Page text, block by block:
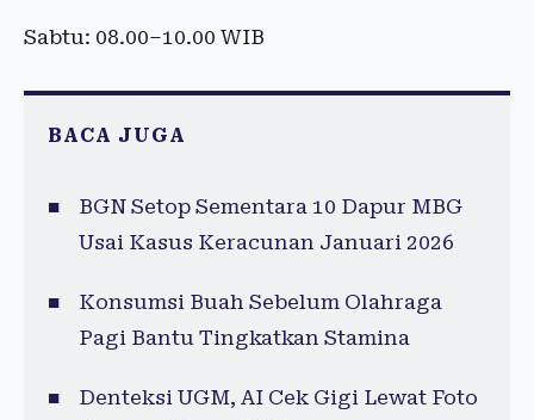
Sabtu: 08.00–10.00 WIB
BACA JUGA
BGN Setop Sementara 10 Dapur MBG
Usai Kasus Keracunan Januari 2026
Konsumsi Buah Sebelum Olahraga
Pagi Bantu Tingkatkan Stamina
Denteksi UGM, AI Cek Gigi Lewat Foto